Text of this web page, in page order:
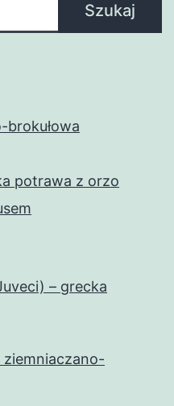
Szukaj
brokułowa
potrawa z orzo
– grecka
ziemniaczano-